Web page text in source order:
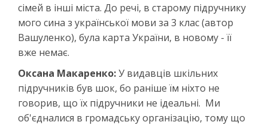
сімей в інші міста. До речі, в старому підручнику
мого сина з української мови за 3 клас (автор
Вашуленко), була карта України, в новому - її
вже немає.
Оксана Макаренко:У видавців шкільних
підручників був шок, бо раніше їм ніхто не
говорив, що їх підручники не ідеальні. Ми
об'єдналися в громадську організацію, тому що